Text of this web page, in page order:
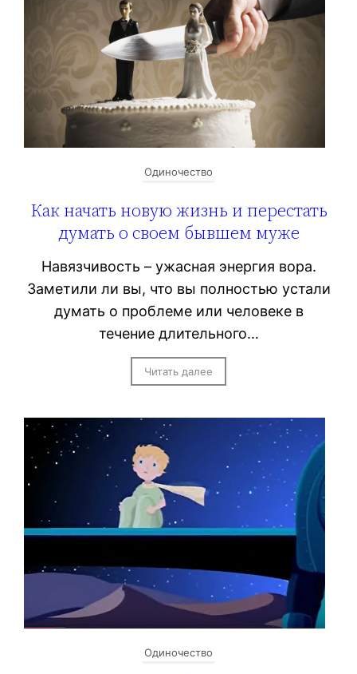
Одиночество
Как начать новую жизнь и перестать
думать о своем бывшем муже
Навязчивость – ужасная энергия вора.
Заметили ли вы, что вы полностью устали
думать о проблеме или человеке в
течение длительного…
Читать далее
Одиночество